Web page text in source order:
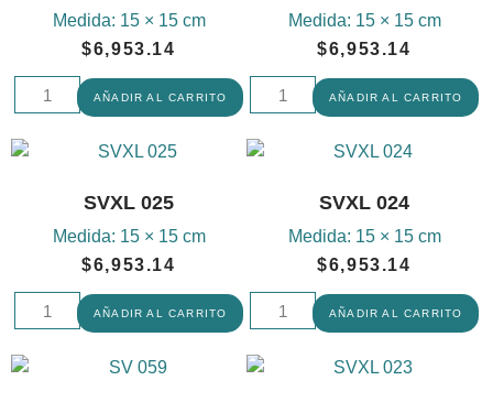
Medida: 15 × 15 cm
$6,953.14
AÑADIR AL CARRITO
Medida: 15 × 15 cm
$6,953.14
AÑADIR AL CARRITO
SVXL 025
Medida: 15 × 15 cm
$6,953.14
AÑADIR AL CARRITO
SVXL 024
Medida: 15 × 15 cm
$6,953.14
AÑADIR AL CARRITO